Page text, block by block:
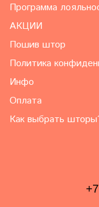
Программа
АКЦИИ
Пошив штор
Политика
Инфо
Оплата
Как выбрать